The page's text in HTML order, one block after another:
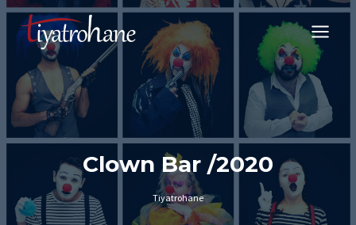
Skip
content
Clown Bar /2020
Tiyatrohane